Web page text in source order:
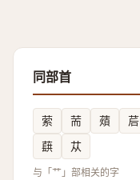
同部首
萦 荋 薠 茩
蕻
苁
与「艹」部相关的字